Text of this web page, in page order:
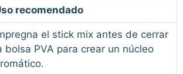
recomendado
el stick mix antes de cerrar
bolsa PVA para crear un núcleo